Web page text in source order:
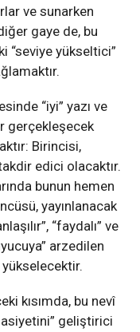
ve sunarken
gaye de, bu
“seviye yükseltici”
“iyi” yazı ve
gerçekleşecek
Birincisi,
edici olacaktır.
bunun hemen
yayınlanacak
“faydalı” ve
arzedilen
kısımda, bu nevî
geliştirici